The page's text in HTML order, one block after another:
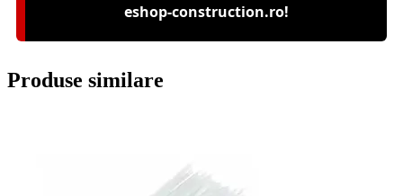
eshop-construction.ro!
Produse similare